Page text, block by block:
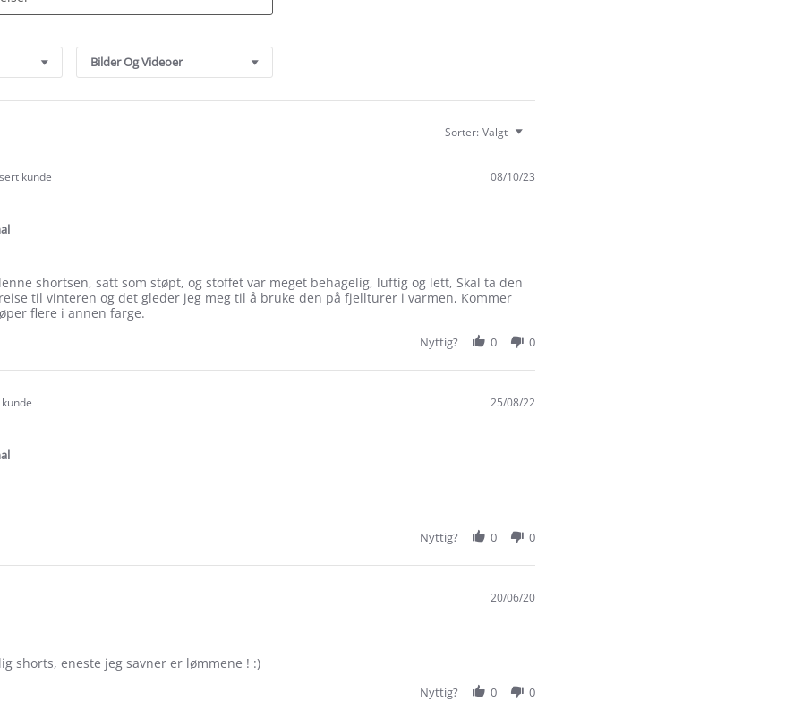
Bilder Og Videoer
Sorter: Valgt
kunde 08/10/23
shortsen, satt som støpt, og stoffet var meget behagelig, luftig og lett, Skal ta den
til vinteren og det gleder jeg meg til å bruke den på fjellturer i varmen, Kommer
flere i annen farge.
Nyttig? 0 0
25/08/22
Nyttig? 0 0
20/06/20
shorts, eneste jeg savner er lømmene ! :)
Nyttig? 0 0